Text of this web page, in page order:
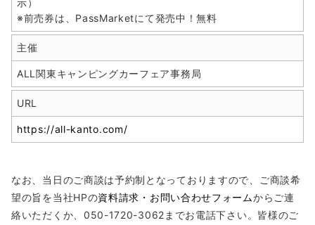
※前売券は、PassMarketにて発売中！無料
主催
ALL関東キャンピングカーフェア事務局
URL
https://all-kanto.com/
なお、当日のご商談は予約制となっておりますので、ご商談希
望の旨を当社HPの資料請求・お問い合わせフォームからご連
絡いただくか、050-1720-3062までお電話下さい。皆様のご